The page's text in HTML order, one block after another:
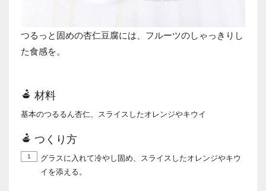
つるっと固めの杏仁豆腐には、フルーツのしゃっきりし
た食感を。
材料
基本のつるるん杏仁、スライスしたオレンジやキウイ
つくり方
1
グラスに入れて冷やし固め、スライスしたオレンジやキウ
イを添える。